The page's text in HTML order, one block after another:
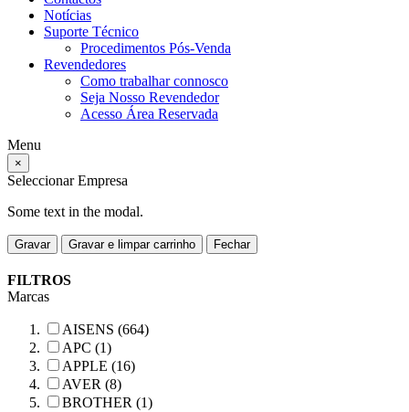
Notícias
Suporte Técnico
Procedimentos Pós-Venda
Revendedores
Como trabalhar connosco
Seja Nosso Revendedor
Acesso Área Reservada
Menu
×
Seleccionar Empresa
Some text in the modal.
Gravar Gravar e limpar carrinho Fechar
FILTROS
Marcas
AISENS (664)
APC (1)
APPLE (16)
AVER (8)
BROTHER (1)